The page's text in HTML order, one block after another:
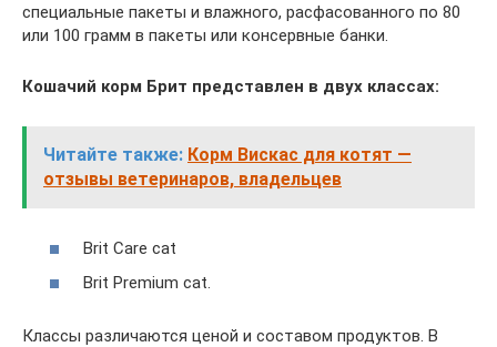
специальные пакеты и влажного, расфасованного по 80
или 100 грамм в пакеты или консервные банки.
Кошачий корм Брит представлен в двух классах:
Читайте также: Корм Вискас для котят —
отзывы ветеринаров, владельцев
Brit Care cat
Brit Premium cat.
Классы различаются ценой и составом продуктов. В